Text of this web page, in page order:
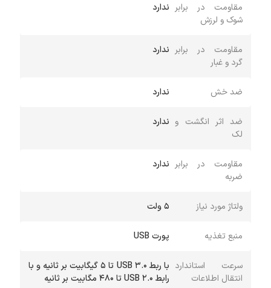
مقاومت در برابر
شوک و لرزش
ندارد
مقاومت در برابر
گرد و غبار
ندارد
ضد خش ندارد
ضد اثر انگشت و
لک
ندارد
مقاومت در برابر
ضربه
ندارد
ولتاژ مورد نیاز 5 ولت
منبع تغذیه پورت USB
سرعت استاندارد
انتقال اطلاعات
با ربط USB 3.0 تا 5 گیگابیت بر ثانیه و با
رابط USB 2.0 تا 480 مگابیت بر ثانیه